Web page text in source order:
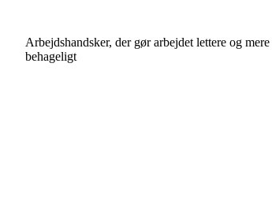
Arbejdshandsker, der gør arbejdet lettere og mere
behageligt